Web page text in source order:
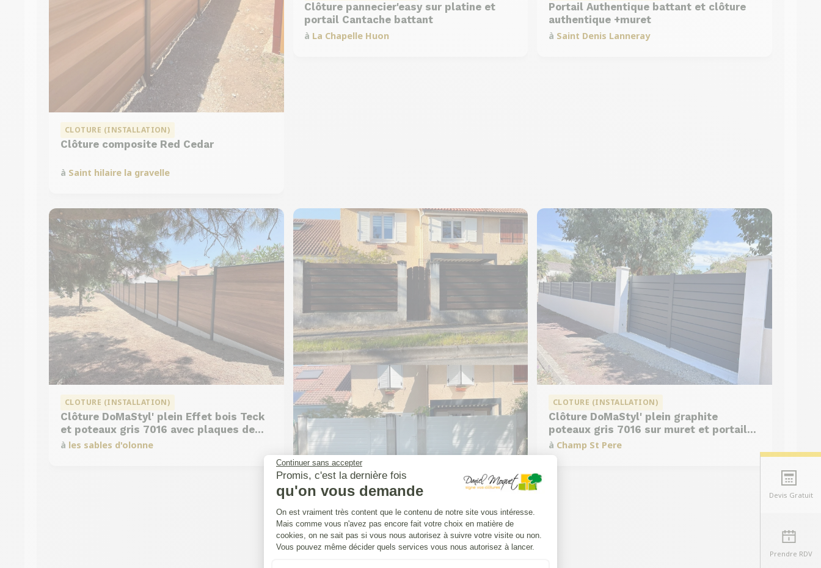
Continuer sans accepter
Promis, c'est la dernière fois
qu'on vous demande
Plateforme de Gestion du Consentement : Personnalisez vos Options
On est vraiment très content que le contenu de notre site vous intéresse.
Mais comme vous n'avez pas encore fait votre choix en matière de
cookies, on ne sait pas si vous nous autorisez à suivre votre visite ou non.
Vous pouvez même décider quels services vous nous autorisez à lancer.
CLOTURE (INSTALLATION)
Clôture composite Red Cedar
à Saint hilaire la gravelle
Clôture pannecier'easy sur platine et
portail Cantache battant
à La Chapelle Huon
Portail Authentique battant et clôture
authentique +muret
à Saint Denis Lanneray
CLOTURE (INSTALLATION)
Clôture DoMaStyl' plein Effet bois Teck
et poteaux gris 7016 avec plaques de
soubassement béton
à les sables d'olonne
CLOTURE (INSTALLATION)
Pose d'une Clôture Yat'Easy avec un
CLOTURE (INSTALLATION)
Clôture DoMaStyl' plein graphite
poteaux gris 7016 sur muret et portail
coulissant Classic Strong
à Champ St Pere
Devis Gratuit
Prendre RDV